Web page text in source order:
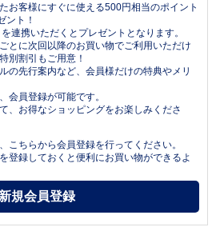
お客様にすぐに使える500円相当のポイント
ント！
連携いただくとプレゼントとなります。
とに次回以降のお買い物でご利用いただけ
別割引もご用意！
の先行案内など、会員様だけの特典やメリ
会員登録が可能です。
、お得なショッピングをお楽しみくださ
こちらから会員登録を行ってください。
登録しておくと便利にお買い物ができるよ